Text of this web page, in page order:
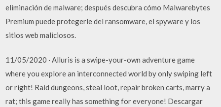
eliminación de malware; después descubra cómo Malwarebytes
Premium puede protegerle del ransomware, el spyware y los
sitios web maliciosos.
11/05/2020 · Alluris is a swipe-your-own adventure game
where you explore an interconnected world by only swiping left
or right! Raid dungeons, steal loot, repair broken carts, marry a
rat; this game really has something for everyone! Descargar